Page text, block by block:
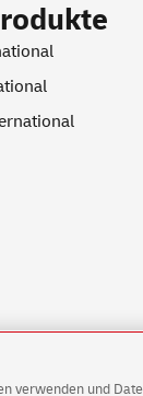
verwenden und